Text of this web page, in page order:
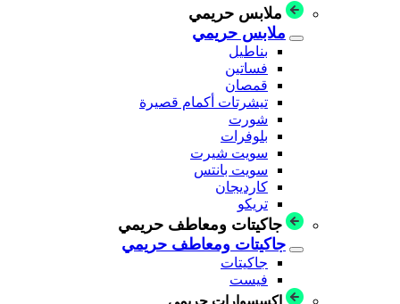
ملابس حريمي
ملابس حريمي
بناطيل
فساتين
قمصان
تيشرتات أكمام قصيرة
شورت
بلوفرات
سويت شيرت
سويت بانتس
كارديجان
تريكو
جاكيتات ومعاطف حريمي
جاكيتات ومعاطف حريمي
جاكيتات
فيست
إكسسوارات حريمي